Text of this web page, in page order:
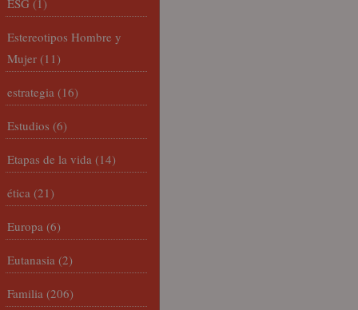
ESG (1)
Estereotipos Hombre y
Mujer (11)
estrategia (16)
Estudios (6)
Etapas de la vida (14)
ética (21)
Europa (6)
Eutanasia (2)
Familia (206)